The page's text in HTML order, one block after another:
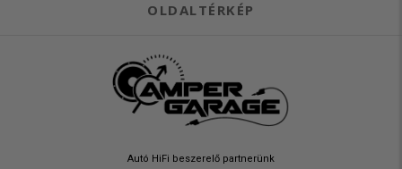
OLDALTÉRKÉP
Autó HiFi beszerelő partnerünk